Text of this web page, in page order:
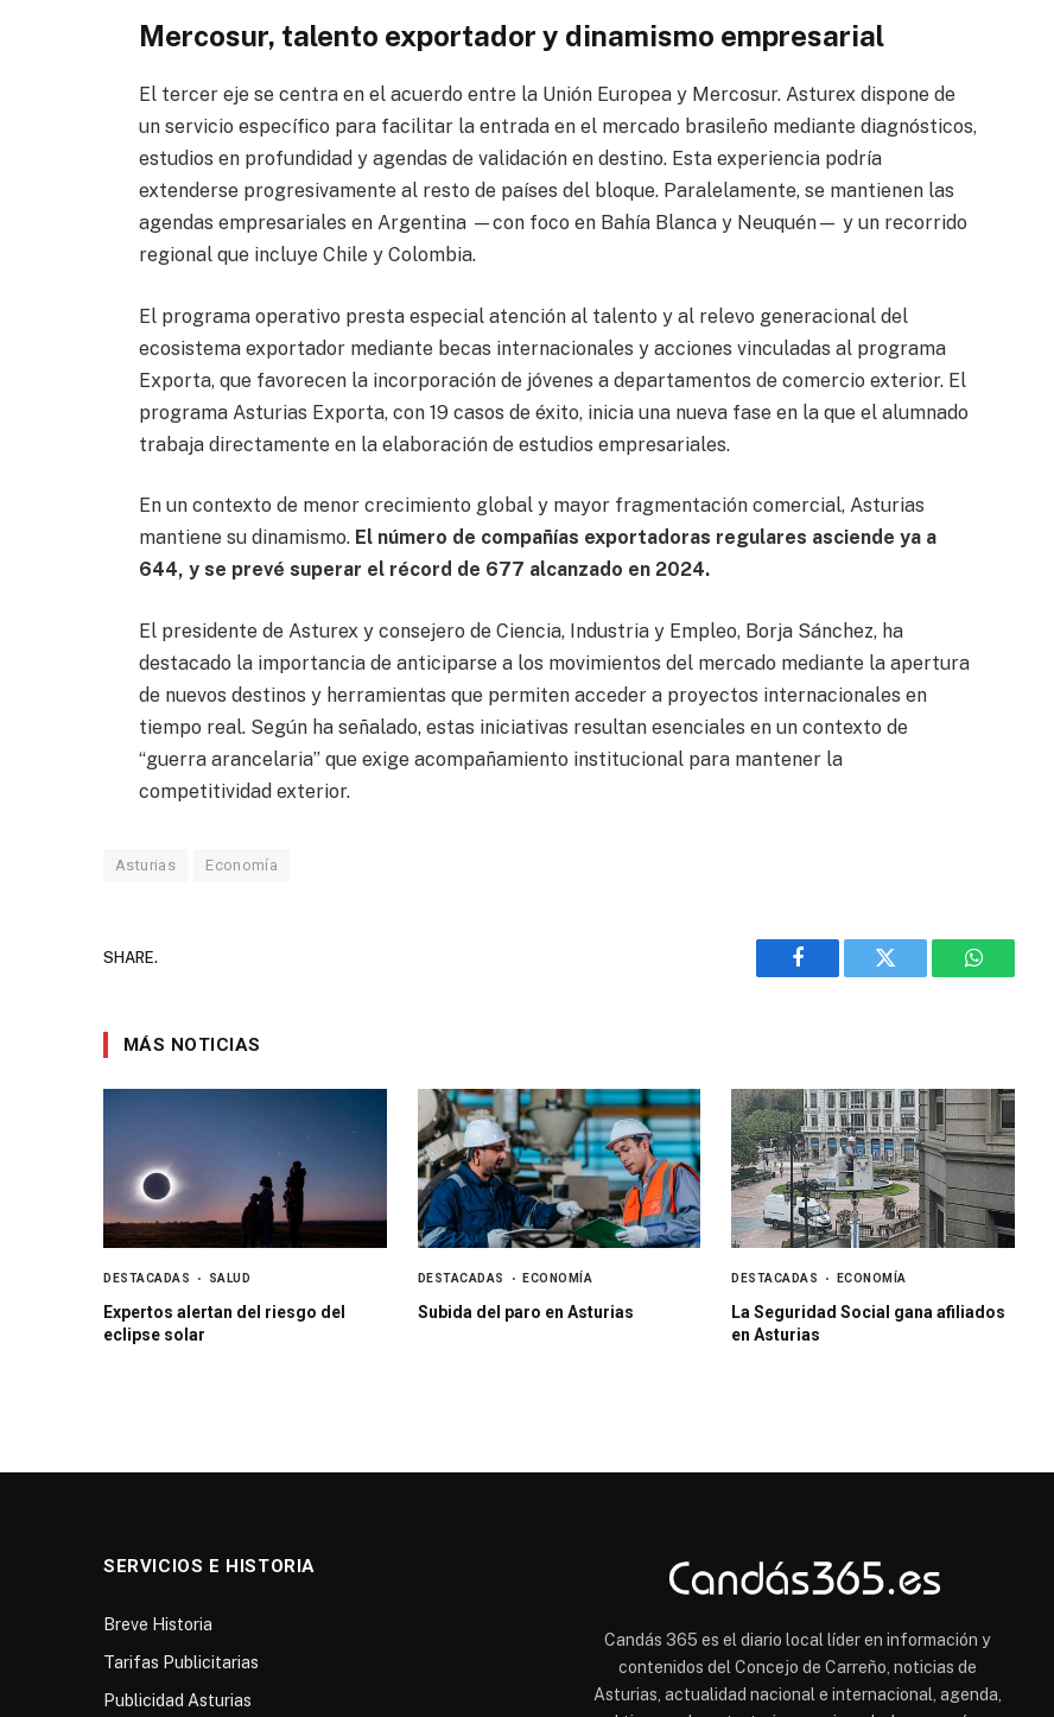
Mercosur, talento exportador y dinamismo empresarial
El tercer eje se centra en el acuerdo entre la Unión Europea y Mercosur. Asturex dispone de
un servicio específico para facilitar la entrada en el mercado brasileño mediante diagnósticos,
estudios en profundidad y agendas de validación en destino. Esta experiencia podría
extenderse progresivamente al resto de países del bloque. Paralelamente, se mantienen las
agendas empresariales en Argentina —con foco en Bahía Blanca y Neuquén— y un recorrido
regional que incluye Chile y Colombia.
El programa operativo presta especial atención al talento y al relevo generacional del
ecosistema exportador mediante becas internacionales y acciones vinculadas al programa
Exporta, que favorecen la incorporación de jóvenes a departamentos de comercio exterior. El
programa Asturias Exporta, con 19 casos de éxito, inicia una nueva fase en la que el alumnado
trabaja directamente en la elaboración de estudios empresariales.
En un contexto de menor crecimiento global y mayor fragmentación comercial, Asturias
mantiene su dinamismo. El número de compañías exportadoras regulares asciende ya a
644, y se prevé superar el récord de 677 alcanzado en 2024.
El presidente de Asturex y consejero de Ciencia, Industria y Empleo, Borja Sánchez, ha
destacado la importancia de anticiparse a los movimientos del mercado mediante la apertura
de nuevos destinos y herramientas que permiten acceder a proyectos internacionales en
tiempo real. Según ha señalado, estas iniciativas resultan esenciales en un contexto de
“guerra arancelaria” que exige acompañamiento institucional para mantener la
competitividad exterior.
Asturias Economía
SHARE.
Facebook Twitter WhatsApp
MÁS NOTICIAS
DESTACADAS SALUD
Expertos alertan del riesgo del
eclipse solar
DESTACADAS ECONOMÍA
Subida del paro en Asturias
DESTACADAS ECONOMÍA
La Seguridad Social gana afiliados
en Asturias
SERVICIOS E HISTORIA
Breve Historia
Tarifas Publicitarias
Publicidad Asturias
Candás 365 es el diario local líder en información y
contenidos del Concejo de Carreño, noticias de
Asturias, actualidad nacional e internacional, agenda,